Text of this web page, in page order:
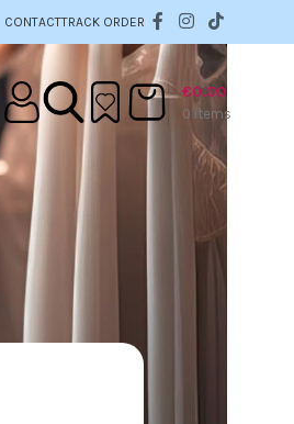
CONTACTTRACK ORDER
0 items
€0.00